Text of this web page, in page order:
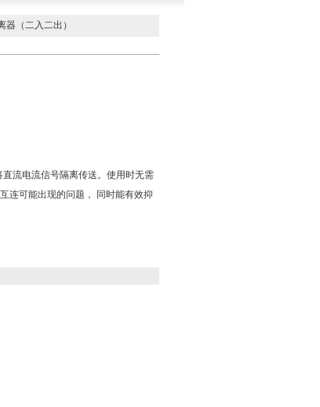
器（二入二出）
流电流信号隔离传送。使用时无需
连可能出现的问题， 同时能有效抑